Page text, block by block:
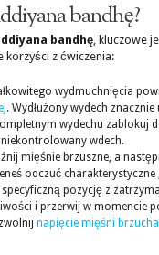
bandhę?
bandhę, kluczowe
korzyści z ćwiczenia:
wydmuchnięcia
. Wydłużony wydech
wydechu zablokuj
wdech.
mięśnie brzuszne, a
odczuć charakterystyczne
pozycję z
i przerwij w momencie
napięcie mięśni brzucha